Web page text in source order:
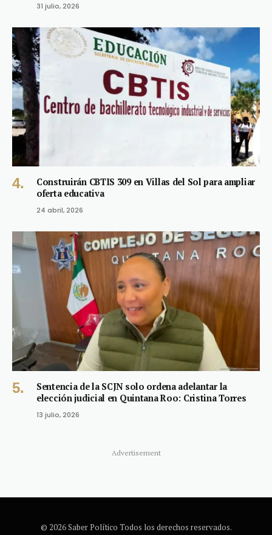
31 julio, 2026
Construirán CBTIS 309 en Villas del Sol para ampliar
oferta educativa
24 abril, 2026
Sentencia de la SCJN solo ordena adelantar la
elección judicial en Quintana Roo: Cristina Torres
13 julio, 2026
Advertisement
© 2026 Saber Político Todos los derechos reservados.